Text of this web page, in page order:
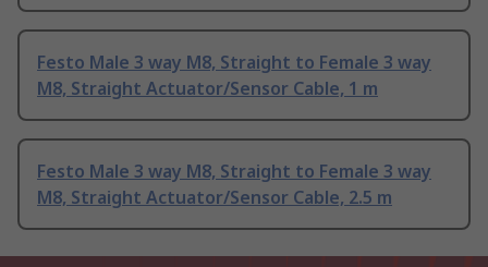
Festo Male 3 way M8, Straight to Female 3 way
M8, Straight Actuator/Sensor Cable, 1 m
Festo Male 3 way M8, Straight to Female 3 way
M8, Straight Actuator/Sensor Cable, 2.5 m